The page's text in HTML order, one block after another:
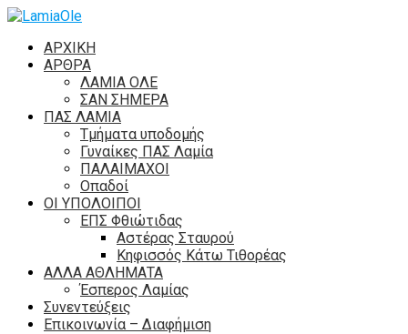
ΑΡΧΙΚΗ
ΑΡΘΡΑ
ΛΑΜΙΑ ΟΛΕ
ΣΑΝ ΣΗΜΕΡΑ
ΠΑΣ ΛΑΜΙΑ
Τμήματα υποδομής
Γυναίκες ΠΑΣ Λαμία
ΠΑΛΑΙΜΑΧΟΙ
Οπαδοί
ΟΙ ΥΠΟΛΟΙΠΟΙ
ΕΠΣ Φθιώτιδας
Αστέρας Σταυρού
Κηφισσός Κάτω Τιθορέας
ΑΛΛΑ ΑΘΛΗΜΑΤΑ
Έσπερος Λαμίας
Συνεντεύξεις
Επικοινωνία – Διαφήμιση